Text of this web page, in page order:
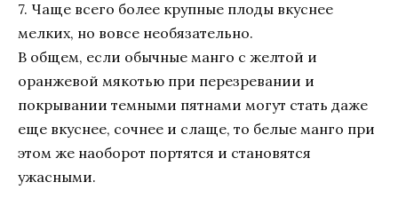
7. Чаще всего более крупные плоды вкуснее
мелких, но вовсе необязательно.
В общем, если обычные манго с желтой и
оранжевой мякотью при перезревании и
покрывании темными пятнами могут стать даже
еще вкуснее, сочнее и слаще, то белые манго при
этом же наоборот портятся и становятся
ужасными.